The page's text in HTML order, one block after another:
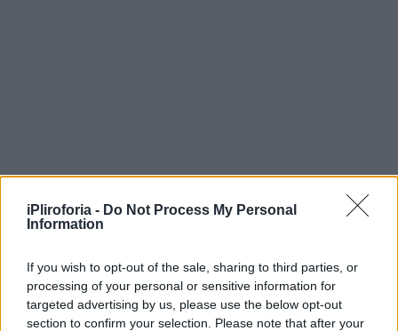
iPliroforia - Do Not Process My Personal
Information
If you wish to opt-out of the sale, sharing to third parties, or
processing of your personal or sensitive information for
targeted advertising by us, please use the below opt-out
section to confirm your selection. Please note that after your